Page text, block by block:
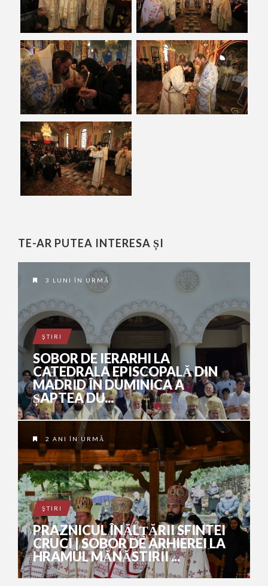
TE-AR PUTEA INTERESA ȘI
3 LUNI ÎN URMĂ
ŞTIRI
SOBOR DE IERARHI LA
CATEDRALA EPISCOPALĂ DIN
MADRID ÎN DUMINICA A
ȘAPTEA DU...
2 ANI ÎN URMĂ
ŞTIRI
PRAZNICUL ÎNĂLȚĂRII SFINTEI
CRUCI | SOBOR DE ARHIEREI LA
HRAMUL MĂNĂSTIRII ...